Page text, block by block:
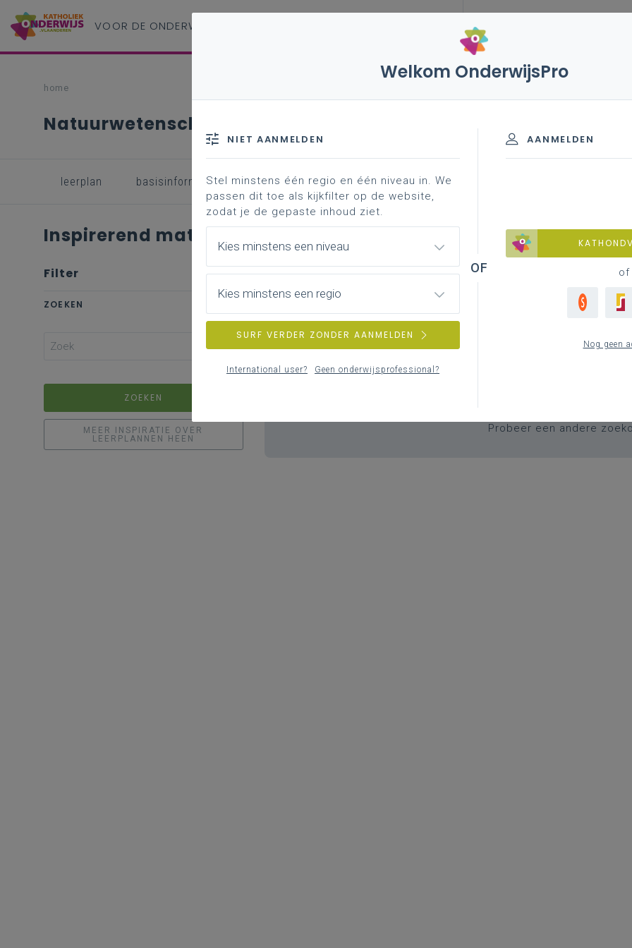
VOOR DE ONDERWIJS
home
Natuurwetenschappen B+S - 3de graad - D-finaliteit
leerplan basisinformatie inspirerend materiaal achtergrond
Inspirerend materiaal
Filter wis filter
ZOEKEN
ZOEKEN
MEER INSPIRATIE OVER
LEERPLANNEN HEEN
Er komen geen items overeen met
Probeer een andere
Welkom OnderwijsPro
AANMELDEN
of
Nog geen
NIET AANMELDEN
Stel minstens één regio en één niveau in. We
passen dit toe als kijkfilter op de website,
zodat je de gepaste inhoud ziet.
Kies minstens een niveau
Kies minstens een regio
SURF VERDER ZONDER AANMELDEN
International user? Geen onderwijsprofessional?